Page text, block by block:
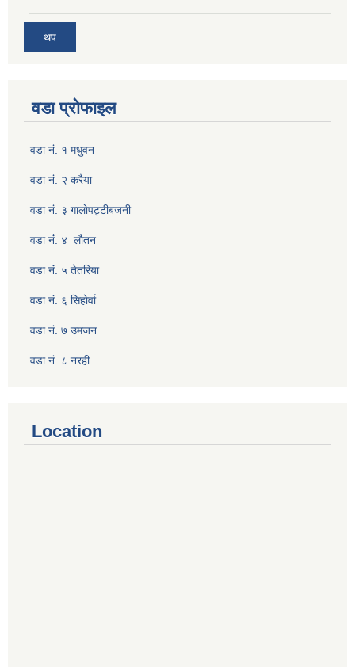
थप
वडा प्रोफाइल
वडा नं. १ मधुवन
वडा नं. २ करैया
वडा नं. ३ गालाेपट्टीबजनी
वडा नंं. ४ लाैतन
वडा नंं. ५ तेतरिया
वडा नं. ६ सिहाेर्वा
वडा नं. ७ उमजन
वडा नं. ८ नरही
Location